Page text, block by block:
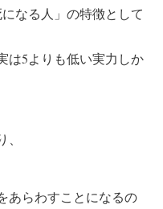
なる人」の特徴として
は5よりも低い実力しか
あらわすことになるの